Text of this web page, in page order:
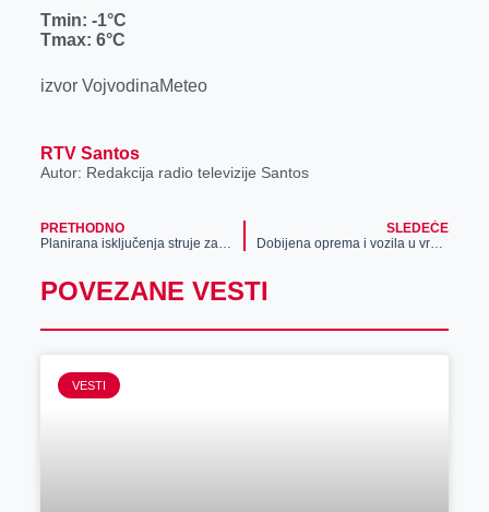
Tmin: -1°C
Tmax: 6°C
izvor VojvodinaMeteo
RTV Santos
Autor: Redakcija radio televizije Santos
PRETHODNO
Planirana isključenja struje za 28. novembar
SLEDEĆE
Dobijena oprema i vozila u vrednosti od preko 240 hiljada eura za reagovanje u vanrednim situacijama
POVEZANE VESTI
VESTI